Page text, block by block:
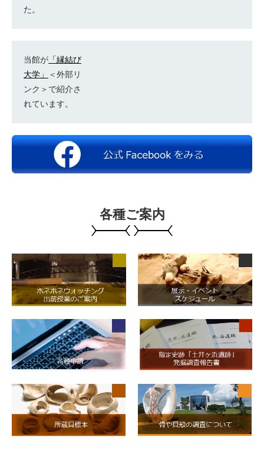
た。
当館が 「縁結び
大学」
＜外部リ
ンク＞ で紹介さ
れています。
各種ご案内